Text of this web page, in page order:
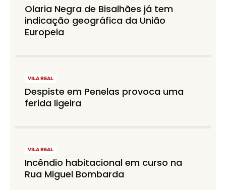
Olaria Negra de Bisalhães já tem
indicação geográfica da União
Europeia
VILA REAL
Despiste em Penelas provoca uma
ferida ligeira
VILA REAL
Incêndio habitacional em curso na
Rua Miguel Bombarda